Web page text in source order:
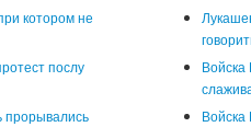
котором не
послу
Войска
прорывались